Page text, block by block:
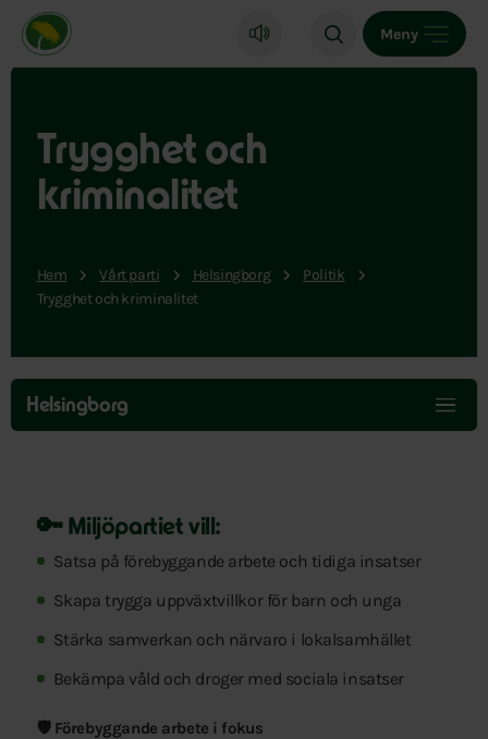
Miljöpartiet de gröna, startsida
Meny
Trygghet och
kriminalitet
Hem Vårt parti Helsingborg
Politik
Trygghet och kriminalitet
Hoppa
över
menyn
Helsingborg
🔑 Miljöpartiet vill:
Satsa på förebyggande arbete och tidiga insatser
Skapa trygga uppväxtvillkor för barn och unga
Stärka samverkan och närvaro i lokalsamhället
Bekämpa våld och droger med sociala insatser
🛡️ Förebyggande arbete i fokus